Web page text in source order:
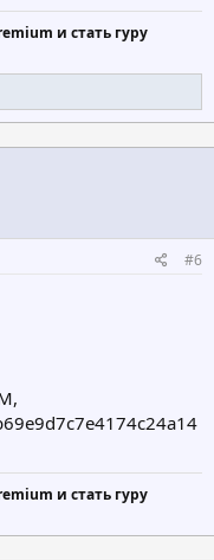
и стать гуру
#6
и стать гуру